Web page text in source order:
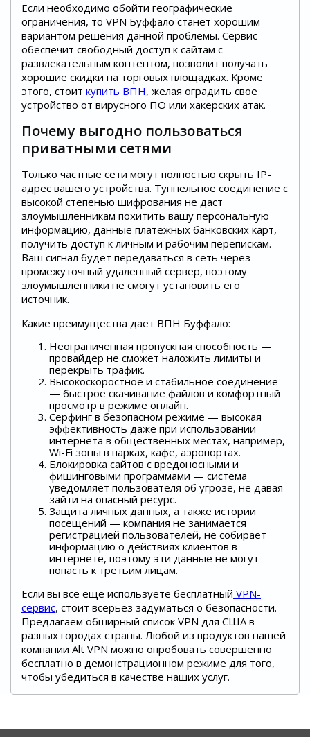
Если необходимо обойти географические
ограничения, то VPN Буффало станет хорошим
вариантом решения данной проблемы. Сервис
обеспечит свободный доступ к сайтам с
развлекательным контентом, позволит получать
хорошие скидки на торговых площадках. Кроме
этого, стоит купить ВПН, желая оградить свое
устройство от вирусного ПО или хакерских атак.
Почему выгодно пользоваться
приватными сетями
Только частные сети могут полностью скрыть IP-
адрес вашего устройства. Туннельное соединение с
высокой степенью шифрования не даст
злоумышленникам похитить вашу персональную
информацию, данные платежных банковских карт,
получить доступ к личным и рабочим перепискам.
Ваш сигнал будет передаваться в сеть через
промежуточный удаленный сервер, поэтому
злоумышленники не смогут установить его
источник.
Какие преимущества дает ВПН Буффало:
Неограниченная пропускная способность —
провайдер не сможет наложить лимиты и
перекрыть трафик.
Высокоскоростное и стабильное соединение
— быстрое скачивание файлов и комфортный
просмотр в режиме онлайн.
Серфинг в безопасном режиме — высокая
эффективность даже при использовании
интернета в общественных местах, например,
Wi-Fi зоны в парках, кафе, аэропортах.
Блокировка сайтов с вредоносными и
фишинговыми программами — система
уведомляет пользователя об угрозе, не давая
зайти на опасный ресурс.
Защита личных данных, а также истории
посещений — компания не занимается
регистрацией пользователей, не собирает
информацию о действиях клиентов в
интернете, поэтому эти данные не могут
попасть к третьим лицам.
Если вы все еще используете бесплатный VPN-
сервис, стоит всерьез задуматься о безопасности.
Предлагаем обширный список VPN для США в
разных городах страны. Любой из продуктов нашей
компании Alt VPN можно опробовать совершенно
бесплатно в демонстрационном режиме для того,
чтобы убедиться в качестве наших услуг.